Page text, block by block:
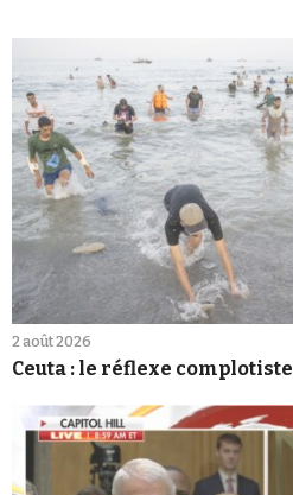
2 août 2026
Ceuta : le réflexe complotiste